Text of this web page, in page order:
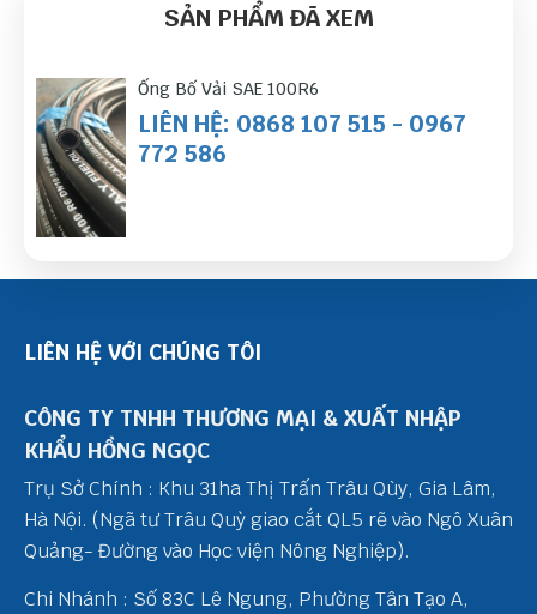
SẢN PHẨM ĐÃ XEM
Ống Bố Vải SAE 100R6
LIÊN HỆ: 0868 107 515 - 0967
772 586
LIÊN HỆ VỚI CHÚNG TÔI
CÔNG TY TNHH THƯƠNG MẠI & XUẤT NHẬP
KHẨU HỒNG NGỌC
Trụ Sở Chính : Khu 31ha Thị Trấn Trâu Qùy, Gia Lâm,
Hà Nội. (Ngã tư Trâu Quỳ giao cắt QL5 rẽ vào Ngô Xuân
Quảng- Đường vào Học viện Nông Nghiệp).
Chi Nhánh : Số 83C Lê Ngung, Phường Tân Tạo A,